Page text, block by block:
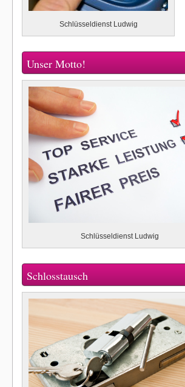
Schlüsseldienst Ludwig
Unser Motto!
Schlüsseldienst Ludwig
Schlosstausch